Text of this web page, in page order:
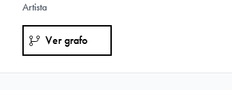
Artista
Ver grafo